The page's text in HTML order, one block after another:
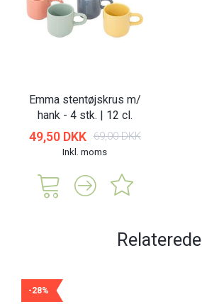
Emma stentøjskrus m/
hank - 4 stk. | 12 cl.
49,50 DKK 69,00 DKK
Inkl. moms
Relaterede
-28%